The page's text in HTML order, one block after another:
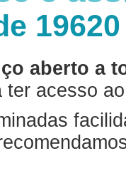
aberto a
ter acesso